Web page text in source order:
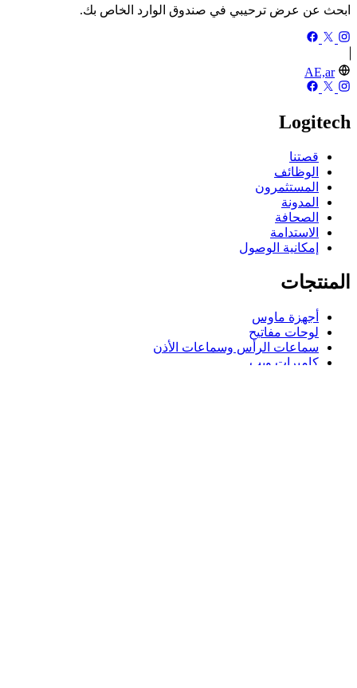
ابحث عن عرض ترحيبي في صندوق الوارد الخاص بك.
AE,ar
Logitech
قصتنا
الوظائف
المستثمرون
المدونة
الصحافة
الاستدامة
إمكانية الوصول
المنتجات
أجهزة ماوس
لوحات مفاتيح
سماعات الرأس وسماعات الأذن
كاميرات ويب